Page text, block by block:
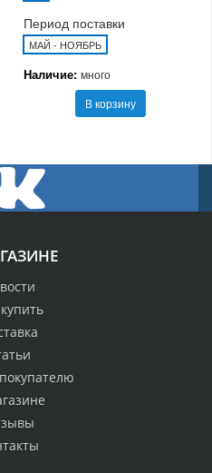
Период поставки
МАЙ - НОЯБРЬ
Наличие: много
В корзину